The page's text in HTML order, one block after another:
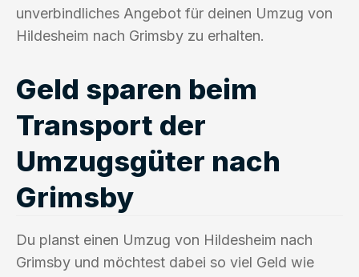
unverbindliches Angebot für deinen Umzug von
Hildesheim nach Grimsby zu erhalten.
Geld sparen beim
Transport der
Umzugsgüter nach
Grimsby
Du planst einen Umzug von Hildesheim nach
Grimsby und möchtest dabei so viel Geld wie